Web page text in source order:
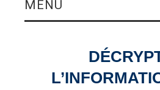
MENU
ACTIVITÉS DU